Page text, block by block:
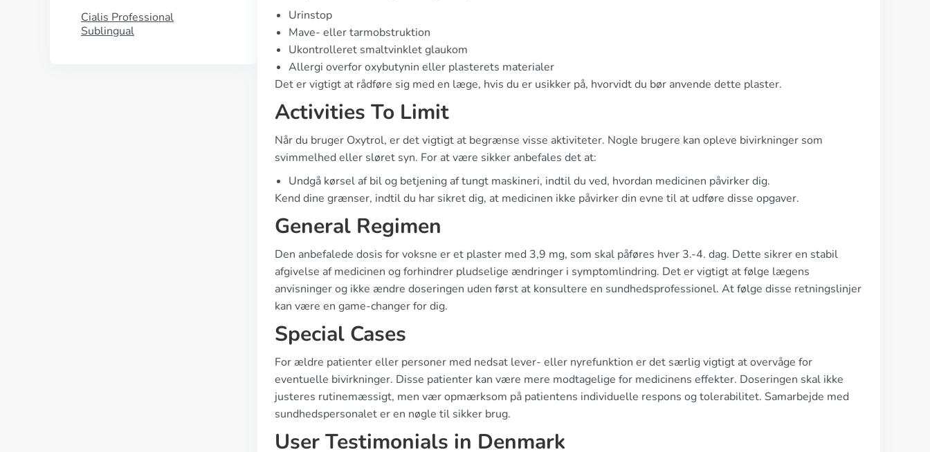
Cialis Professional
Sublingual
Urinstop
Mave- eller tarmobstruktion
Ukontrolleret smaltvinklet glaukom
Allergi overfor oxybutynin eller plasterets materialer
Det er vigtigt at rådføre sig med en læge, hvis du er usikker på, hvorvidt du bør anvende dette plaster.
Activities To Limit
Når du bruger Oxytrol, er det vigtigt at begrænse visse aktiviteter. Nogle brugere kan opleve bivirkninger som
svimmelhed eller sløret syn. For at være sikker anbefales det at:
Undgå kørsel af bil og betjening af tungt maskineri, indtil du ved, hvordan medicinen påvirker dig.
Kend dine grænser, indtil du har sikret dig, at medicinen ikke påvirker din evne til at udføre disse opgaver.
General Regimen
Den anbefalede dosis for voksne er et plaster med 3,9 mg, som skal påføres hver 3.-4. dag. Dette sikrer en stabil
afgivelse af medicinen og forhindrer pludselige ændringer i symptomlindring. Det er vigtigt at følge lægens
anvisninger og ikke ændre doseringen uden først at konsultere en sundhedsprofessionel. At følge disse retningslinjer
kan være en game-changer for dig.
Special Cases
For ældre patienter eller personer med nedsat lever- eller nyrefunktion er det særlig vigtigt at overvåge for
eventuelle bivirkninger. Disse patienter kan være mere modtagelige for medicinens effekter. Doseringen skal ikke
justeres rutinemæssigt, men vær opmærksom på patientens individuelle respons og tolerabilitet. Samarbejde med
sundhedspersonalet er en nøgle til sikker brug.
User Testimonials in Denmark